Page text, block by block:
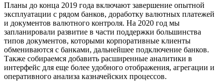
Планы до конца 2019 года включают завершение опытной
эксплуатации с рядом банков, доработку валютных платежей
и документов валютного контроля. На 2020 год мы
запланировали развитие в части поддержки большинства
типов документов, которыми корпоративные клиенты
обмениваются с банками, дальнейшее подключение банков.
Также собираемся добавить расширенные аналитики в
интерфейс для еще более удобного отображения, агрегации и
оперативного анализа казначейских процессов.